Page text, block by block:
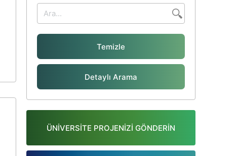
Temizle
Detaylı Arama
ÜNİVERSİTE PROJENİZİ GÖNDERİN